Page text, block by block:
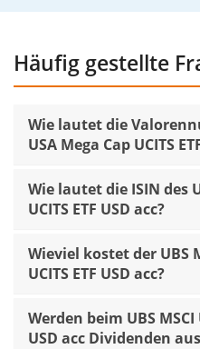
Häufig gestellte
Wie lautet die
USA Mega Cap UCITS
Wie lautet die ISIN des
UCITS ETF USD acc?
Wieviel kostet der UBS
UCITS ETF USD acc?
Werden beim UBS MSCI
USD acc Dividenden